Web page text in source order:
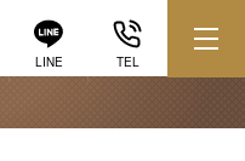
LINE TEL